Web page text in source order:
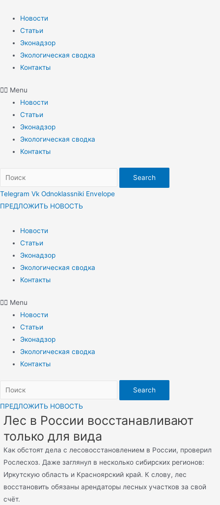
содержимому
Новости
Статьи
Эконадзор
Экологическая сводка
Контакты
Menu
Новости
Статьи
Эконадзор
Экологическая сводка
Контакты
Search
Telegram Vk Odnoklassniki Envelope
ПРЕДЛОЖИТЬ НОВОСТЬ
Новости
Статьи
Эконадзор
Экологическая сводка
Контакты
Menu
Новости
Статьи
Эконадзор
Экологическая сводка
Контакты
Search
ПРЕДЛОЖИТЬ НОВОСТЬ
Лес в России восстанавливают
только для вида
Как обстоят дела с лесовосстановлением в России, проверил
Рослесхоз. Даже заглянул в несколько сибирских регионов:
Иркутскую область и Красноярский край. К слову, лес
восстановить обязаны арендаторы лесных участков за свой
счёт.